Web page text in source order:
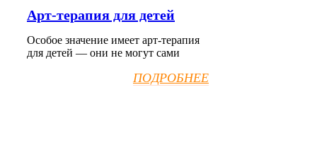
Арт-терапия для детей
Особое значение имеет арт-терапия
для детей — они не могут сами
ПОДРОБНЕЕ